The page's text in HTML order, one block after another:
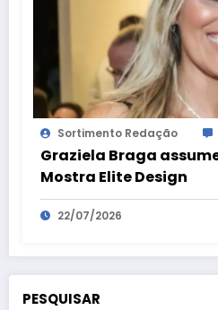
Sortimento Redação
Graziela Braga
Mostra Elite Design
22/07/2026
PESQUISAR